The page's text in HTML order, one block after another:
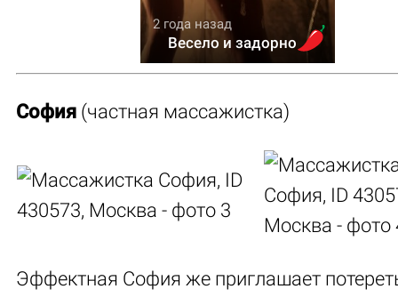
2 года назад
Весело и задорно
София (частная массажистка)
Эффектная София же приглашает